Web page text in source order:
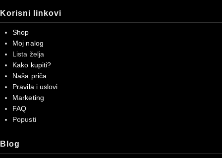
Korisni linkovi
Shop
Moj nalog
Lista želja
Kako kupiti?
Naša priča
Pravila i uslovi
Marketing
FAQ
Popusti
Blog